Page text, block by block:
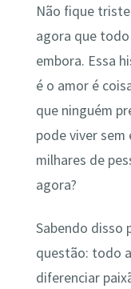
Não fique
agora que
embora. Essa
é o amor é
que ninguém
pode viver sem
milhares de
agora?
Sabendo disso
questão: todo
diferenciar